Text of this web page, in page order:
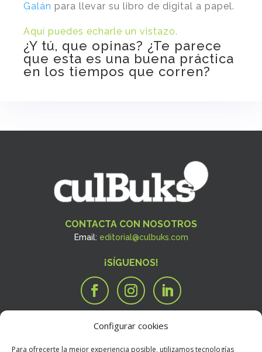
Configurar cookies
Para ofrecerte la mejor experiencia posible, utilizamos tecnologías
Galán para llevar su libro de digital a papel.
Aquí puedes echarle un vistazo.
¿Y tú, que opinas? ¿Te parece
que esta es una buena práctica
en los tiempos que corren?
CONTACTA CON NOSOTROS
Email: editorial@culbuks.com
¡SÍGUENOS!